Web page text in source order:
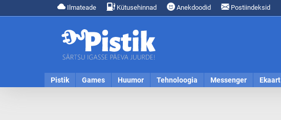
Ilmateade Kütusehinnad Anekdoodid Postiindeksid
Pistik Games Huumor Tehnoloogia Messenger Ekaart